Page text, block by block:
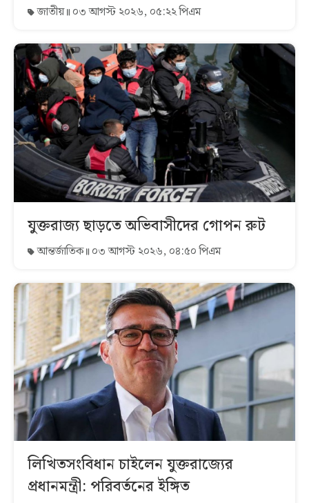
জাতীয় ০৩ আগস্ট ২০২৬, ০৫:২২ পিএম
যুক্তরাজ্য ছাড়তে অভিবাসীদের গোপন রুট
আন্তর্জাতিক ০৩ আগস্ট ২০২৬, ০৪:৫০ পিএম
লিখিতসংবিধান চাইলেন যুক্তরাজ্যের
প্রধানমন্ত্রী: পরিবর্তনের ইঙ্গিত